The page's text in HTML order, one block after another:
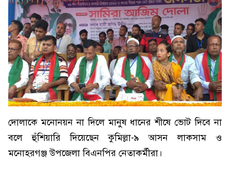
দোলাকে মনোনয়ন না দিলে মানুষ ধানের শীষে ভোট দিবে না
বলে হুঁশিয়ারি দিয়েছেন কুমিল্লা-৯ আসন লাকসাম ও
মনোহরগঞ্জ উপজেলা বিএনপির নেতাকর্মীরা।